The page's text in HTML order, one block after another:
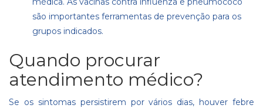
são importantes ferramentas de prevenção para os
grupos indicados.
Quando procurar
atendimento médico?
Se os sintomas persistirem por vários dias, houver febre